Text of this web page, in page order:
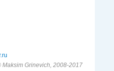
Maksim Grinevich, 2008-2017